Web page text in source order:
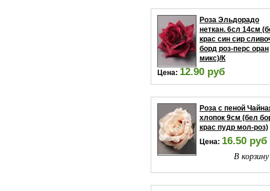
Роза Эльдорадо
неткан. 6сл 14см
крас син сир
борд роз-перс оран
микс)/К
Цена: 12.90 руб
В
Роза с пеной
хлопок 9см (бел
крас пудр мол-роз)
Цена: 16.50 руб
В